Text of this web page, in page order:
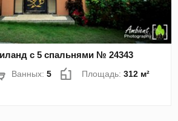
с 5 спальнями № 24343
Ванных:5 Площадь:312 м²